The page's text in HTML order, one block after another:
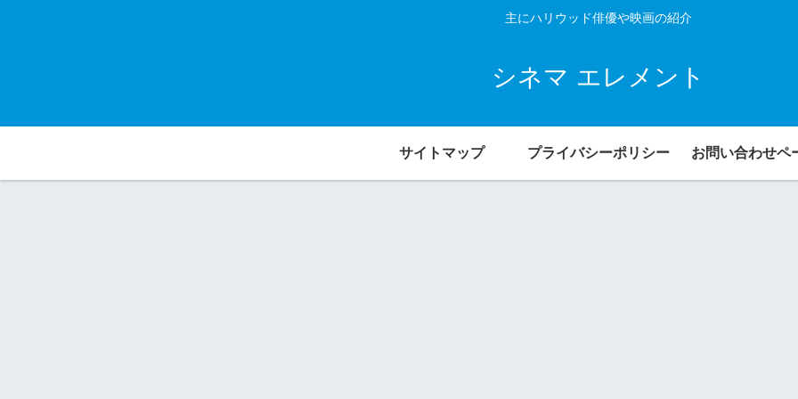
主にハリウッド俳優や映画の紹介
シネマ エレメント
サイトマップ プライバシーポリシー お問い合わせペ